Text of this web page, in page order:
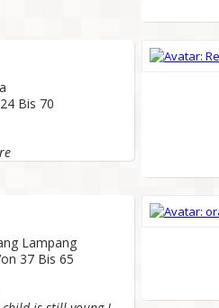
Bis 70
Lampang
37 Bis 65